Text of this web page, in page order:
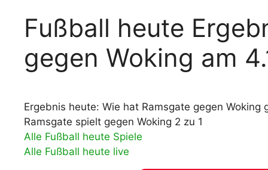
Adidas Trionda: offizielle WM 2026
Spielball
Alle Nationalspieler der FIFA Fußball WM
WM 2026 Qualifikation in Europa: Tabelle
& Spielplan
WM 2026
Spielort
Fußball heute
gegen Woking am
Ergebnis heute: Wie hat Ramsgate gegen Woking
Ramsgate spielt gegen Woking 2 zu 1
Alle Fußball heute Spiele
Alle Fußball heute live